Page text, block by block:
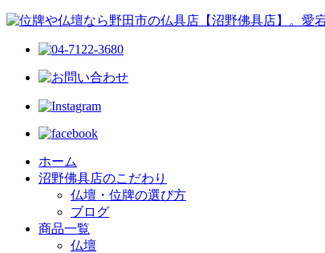
ホーム
沼野佛具店のこだわり
仏壇・位牌の選び方
ブログ
商品一覧
仏壇